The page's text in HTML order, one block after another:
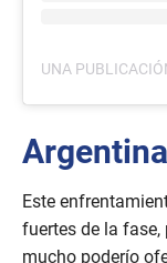
Este
fuertes de la fase,
mucho poderío